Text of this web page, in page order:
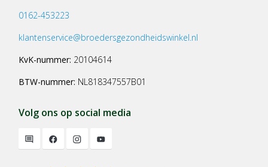
0162-453223
klantenservice@broedersgezondheidswinkel.nl
KvK-nummer: 20104614
BTW-nummer: NL818347557B01
Volg ons op social media